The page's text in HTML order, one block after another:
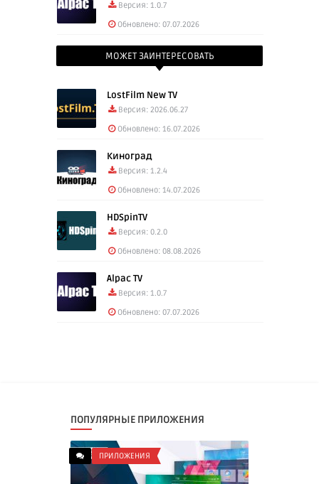
Версия: 1.0.7
Обновлено: 07.07.2026
МОЖЕТ ЗАИНТЕРЕСОВАТЬ
LostFilm New TV
Версия: 2026.06.27
Обновлено: 16.07.2026
Киноград
Версия: 1.2.4
Обновлено: 14.07.2026
HDSpinTV
Версия: 0.2.0
Обновлено: 08.08.2026
Alpac TV
Версия: 1.0.7
Обновлено: 07.07.2026
ПОПУЛЯРНЫЕ ПРИЛОЖЕНИЯ
ПРИЛОЖЕНИЯ